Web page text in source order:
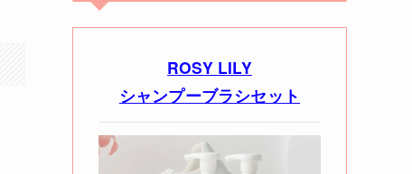
ROSY LILY
シャンプーブラシセット